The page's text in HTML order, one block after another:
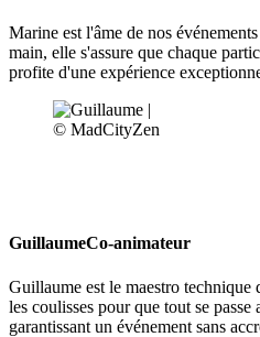
Marine est l'âme de nos
main, elle s'assure que chaque
profite d'une expérience
GuillaumeCo-animateur
Guillaume est le maestro technique
les coulisses pour que tout se
garantissant un événement sans